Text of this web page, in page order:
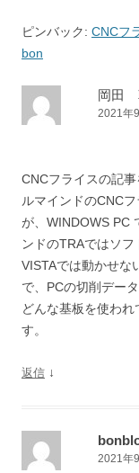
ョ
ン
ピンバック: CNCフ
bon
岡田
2021年
CNCフライスの記
ルマインドのCNC
が、WINDOWS PC
ンドのTRAではソ
VISTAでは動かせな
で、PCの切削デー
どんな基板を使わ
す。
返信 ↓
2021年